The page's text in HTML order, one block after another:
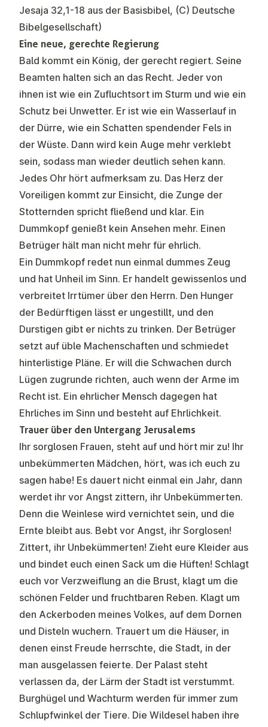
Jesaja 32,1-18 aus der Basisbibel, (C) Deutsche
Bibelgesellschaft)
Eine neue, gerechte Regierung
Bald kommt ein König, der gerecht regiert. Seine
Beamten halten sich an das Recht. Jeder von
ihnen ist wie ein Zufluchtsort im Sturm und wie ein
Schutz bei Unwetter. Er ist wie ein Wasserlauf in
der Dürre, wie ein Schatten spendender Fels in
der Wüste. Dann wird kein Auge mehr verklebt
sein, sodass man wieder deutlich sehen kann.
Jedes Ohr hört aufmerksam zu. Das Herz der
Voreiligen kommt zur Einsicht, die Zunge der
Stotternden spricht fließend und klar. Ein
Dummkopf genießt kein Ansehen mehr. Einen
Betrüger hält man nicht mehr für ehrlich.
Ein Dummkopf redet nun einmal dummes Zeug
und hat Unheil im Sinn. Er handelt gewissenlos und
verbreitet Irrtümer über den Herrn. Den Hunger
der Bedürftigen lässt er ungestillt, und den
Durstigen gibt er nichts zu trinken. Der Betrüger
setzt auf üble Machenschaften und schmiedet
hinterlistige Pläne. Er will die Schwachen durch
Lügen zugrunde richten, auch wenn der Arme im
Recht ist. Ein ehrlicher Mensch dagegen hat
Ehrliches im Sinn und besteht auf Ehrlichkeit.
Trauer über den Untergang Jerusalems
Ihr sorglosen Frauen, steht auf und hört mir zu! Ihr
unbekümmerten Mädchen, hört, was ich euch zu
sagen habe! Es dauert nicht einmal ein Jahr, dann
werdet ihr vor Angst zittern, ihr Unbekümmerten.
Denn die Weinlese wird vernichtet sein, und die
Ernte bleibt aus. Bebt vor Angst, ihr Sorglosen!
Zittert, ihr Unbekümmerten! Zieht eure Kleider aus
und bindet euch einen Sack um die Hüften! Schlagt
euch vor Verzweiflung an die Brust, klagt um die
schönen Felder und fruchtbaren Reben. Klagt um
den Ackerboden meines Volkes, auf dem Dornen
und Disteln wuchern. Trauert um die Häuser, in
denen einst Freude herrschte, die Stadt, in der
man ausgelassen feierte. Der Palast steht
verlassen da, der Lärm der Stadt ist verstummt.
Burghügel und Wachturm werden für immer zum
Schlupfwinkel der Tiere. Die Wildesel haben ihre